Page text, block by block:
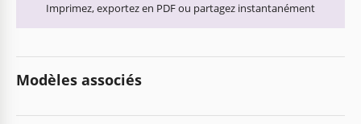
Imprimez, exportez en PDF ou partagez instantanément
Modèles associés